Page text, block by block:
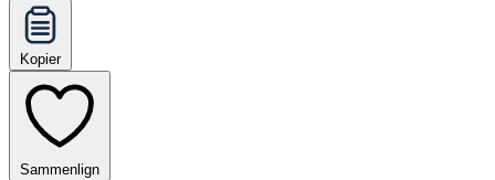
Kopier
Sammenlign